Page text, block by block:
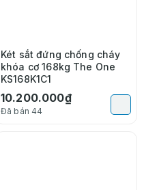
Két sắt đứng chống cháy
khóa cơ 168kg The One
KS168K1C1
10.200.000₫
Đã bán 44